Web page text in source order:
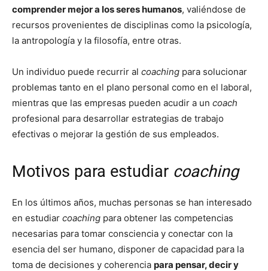
comprender mejor a los seres humanos, valiéndose de
recursos provenientes de disciplinas como la psicología,
la antropología y la filosofía, entre otras.
Un individuo puede recurrir al coaching para solucionar
problemas tanto en el plano personal como en el laboral,
mientras que las empresas pueden acudir a un coach
profesional para desarrollar estrategias de trabajo
efectivas o mejorar la gestión de sus empleados.
Motivos para estudiar coaching
En los últimos años, muchas personas se han interesado
en estudiar coaching para obtener las competencias
necesarias para tomar consciencia y conectar con la
esencia del ser humano, disponer de capacidad para la
toma de decisiones y coherencia para pensar, decir y